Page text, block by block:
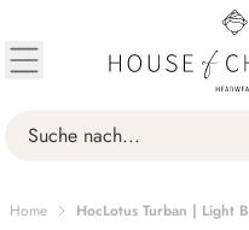
Search
Home HocLotus Turban | Light